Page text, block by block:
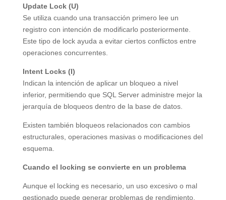
Update Lock (U)
Se utiliza cuando una transacción primero lee un
registro con intención de modificarlo posteriormente.
Este tipo de lock ayuda a evitar ciertos conflictos entre
operaciones concurrentes.
Intent Locks (I)
Indican la intención de aplicar un bloqueo a nivel
inferior, permitiendo que SQL Server administre mejor la
jerarquía de bloqueos dentro de la base de datos.
Existen también bloqueos relacionados con cambios
estructurales, operaciones masivas o modificaciones del
esquema.
Cuando el locking se convierte en un problema
Aunque el locking es necesario, un uso excesivo o mal
gestionado puede generar problemas de rendimiento.